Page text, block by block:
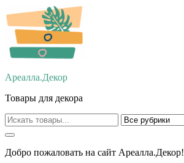
Перейти
к
содержимому
Ареалла.Декор
Товары для декора
Добро пожаловать на сайт Ареалла.Декор!